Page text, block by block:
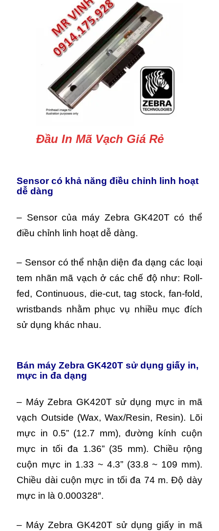
Đầu In Mã Vạch Giá Rẻ
Sensor có khả năng điều chỉnh linh hoạt
dễ dàng
– Sensor của máy Zebra GK420T có thể
điều chỉnh linh hoạt dễ dàng.
– Sensor có thể nhận diện đa dạng các loại
tem nhãn mã vạch ở các chế độ như: Roll-
fed, Continuous, die-cut, tag stock, fan-fold,
wristbands nhằm phục vụ nhiều mục đích
sử dụng khác nhau.
Bán máy Zebra GK420T sử dụng giấy in,
mực in đa dạng
– Máy Zebra GK420T sử dụng mực in mã
vạch Outside (Wax, Wax/Resin, Resin). Lõi
mực in 0.5” (12.7 mm), đường kính cuộn
mực in tối đa 1.36” (35 mm). Chiều rộng
cuộn mực in 1.33 ~ 4.3” (33.8 ~ 109 mm).
Chiều dài cuộn mực in tối đa 74 m. Độ dày
mực in là 0.000328″.
– Máy Zebra GK420T sử dụng giấy in mã